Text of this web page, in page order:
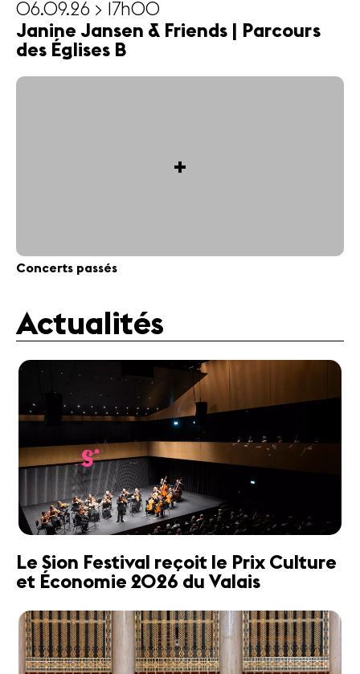
06.09.26 > 17h00
Janine Jansen & Friends | Parcours
des Églises B
+
Concerts passés
Actualités
Le Sion Festival reçoit le Prix Culture
et Économie 2026 du Valais